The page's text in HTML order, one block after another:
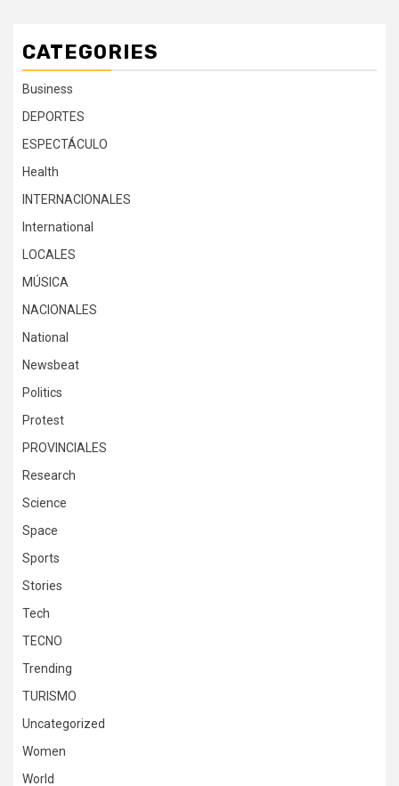
CATEGORIES
Business
DEPORTES
ESPECTÁCULO
Health
INTERNACIONALES
International
LOCALES
MÚSICA
NACIONALES
National
Newsbeat
Politics
Protest
PROVINCIALES
Research
Science
Space
Sports
Stories
Tech
TECNO
Trending
TURISMO
Uncategorized
Women
World